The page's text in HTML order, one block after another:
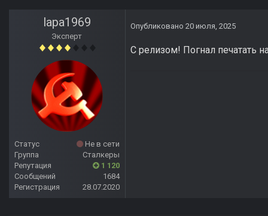
lapa1969
Эксперт
Статус
Не в сети
Группа
Сталкеры
Репутация
1 120
Сообщений
1684
Регистрация
28.07.2020
Опубликовано 20 июля, 2025
С релизом! Погнал печатать